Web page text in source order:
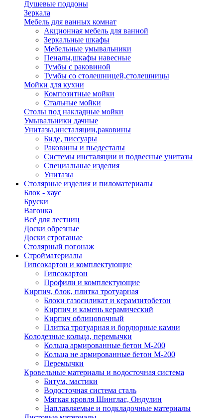
Душевые поддоны
Зеркала
Мебель для ванных комнат
Акционная мебель для ванной
Зеркальные шкафы
Мебельные умывальники
Пеналы,шкафы навесные
Тумбы с раковиной
Тумбы со столешницей,столешницы
Мойки для кухни
Композитные мойки
Стальные мойки
Столы под накладные мойки
Умывальники дачные
Унитазы,инсталяции,раковины
Биде, писсуары
Раковины и пьедесталы
Системы инсталяции и подвесные унитазы
Специальные изделия
Унитазы
Столярные изделия и пиломатериалы
Блок - хаус
Бруски
Вагонка
Всё для лестниц
Доски обрезные
Доски строганые
Столярный погонаж
Стройматериалы
Гипсокартон и комплектующие
Гипсокартон
Профили и комплектующие
Кирпич, блок, плитка тротуарная
Блоки газосиликат и керамзитобетон
Кирпич и камень керамический
Кирпич облицовочный
Плитка тротуарная и бордюрные камни
Колодезные кольца, перемычки
Кольца армированные бетон М-200
Кольца не армированные бетон М-200
Перемычки
Кровельные материалы и водосточная система
Битум, мастики
Водосточная система сталь
Мягкая кровля Шинглас, Ондулин
Наплавляемые и подкладочные материалы